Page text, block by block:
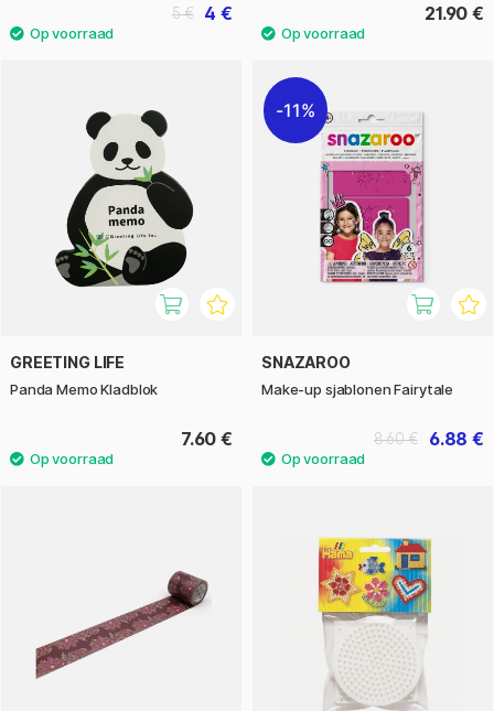
4 €
5 € 21.90 €
GREETING LIFE
Panda Memo Kladblok
7.60 €
11%
SNAZAROO
Make-up sjablonen Fairytale
6.88 €
8.60 €